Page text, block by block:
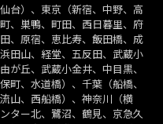
台）、東京（新宿、中野、高
、巣鴨、町田、西日暮里、府
、原宿、恵比寿、飯田橋、成
田山、経堂、五反田、武蔵小
が丘、武蔵小金井、中目黒、
町、水道橋）、千葉（船橋、
山、西船橋）、神奈川（横
ター北、鷺沼、鶴見、京急久